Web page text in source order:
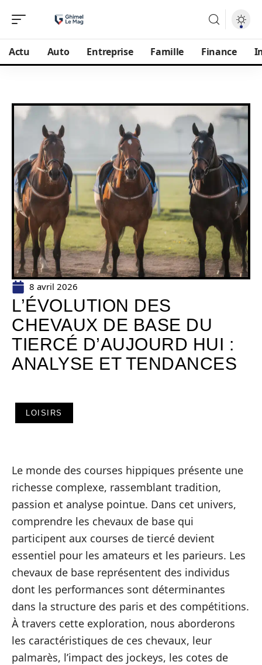
Actu Auto Entreprise Famille Finance
8 avril 2026
L’ÉVOLUTION DES
CHEVAUX DE BASE DU
TIERCÉ D’AUJOURD HUI :
ANALYSE ET TENDANCES
LOISIRS
Le monde des courses hippiques présente une
richesse complexe, rassemblant tradition,
passion et analyse pointue. Dans cet univers,
comprendre les chevaux de base qui
participent aux courses de tiercé devient
essentiel pour les amateurs et les parieurs. Les
chevaux de base représentent des individus
dont les performances sont déterminantes
dans la structure des paris et des compétitions.
À travers cette exploration, nous aborderons
les caractéristiques de ces chevaux, leur
palmarès, l’impact des jockeys, les cotes de